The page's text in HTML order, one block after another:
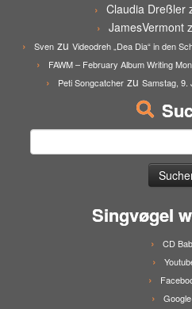
Claudia Dreßler
JamesVermont
Sven zu Videodreh „Dea Dia“ in den
FAWM – February Album Writing
Peti Songcatcher zu Samstag, 9.
Singvøgel
CD